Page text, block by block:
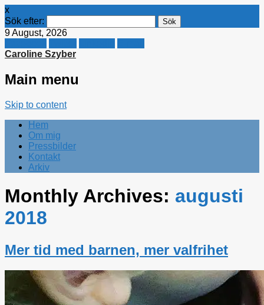
x
Sök efter:
9 August, 2026
Caroline Szyber
Main menu
Skip to content
Hem
Om mig
Pressbilder
Kontakt
Arkiv
Monthly Archives: augusti
2018
Mer tid med barnen, mer valfrihet